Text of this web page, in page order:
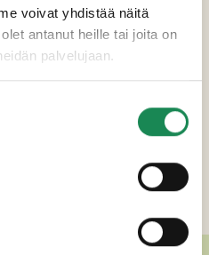
voivat yhdistää näitä
antanut heille tai joita on
palvelujaan.